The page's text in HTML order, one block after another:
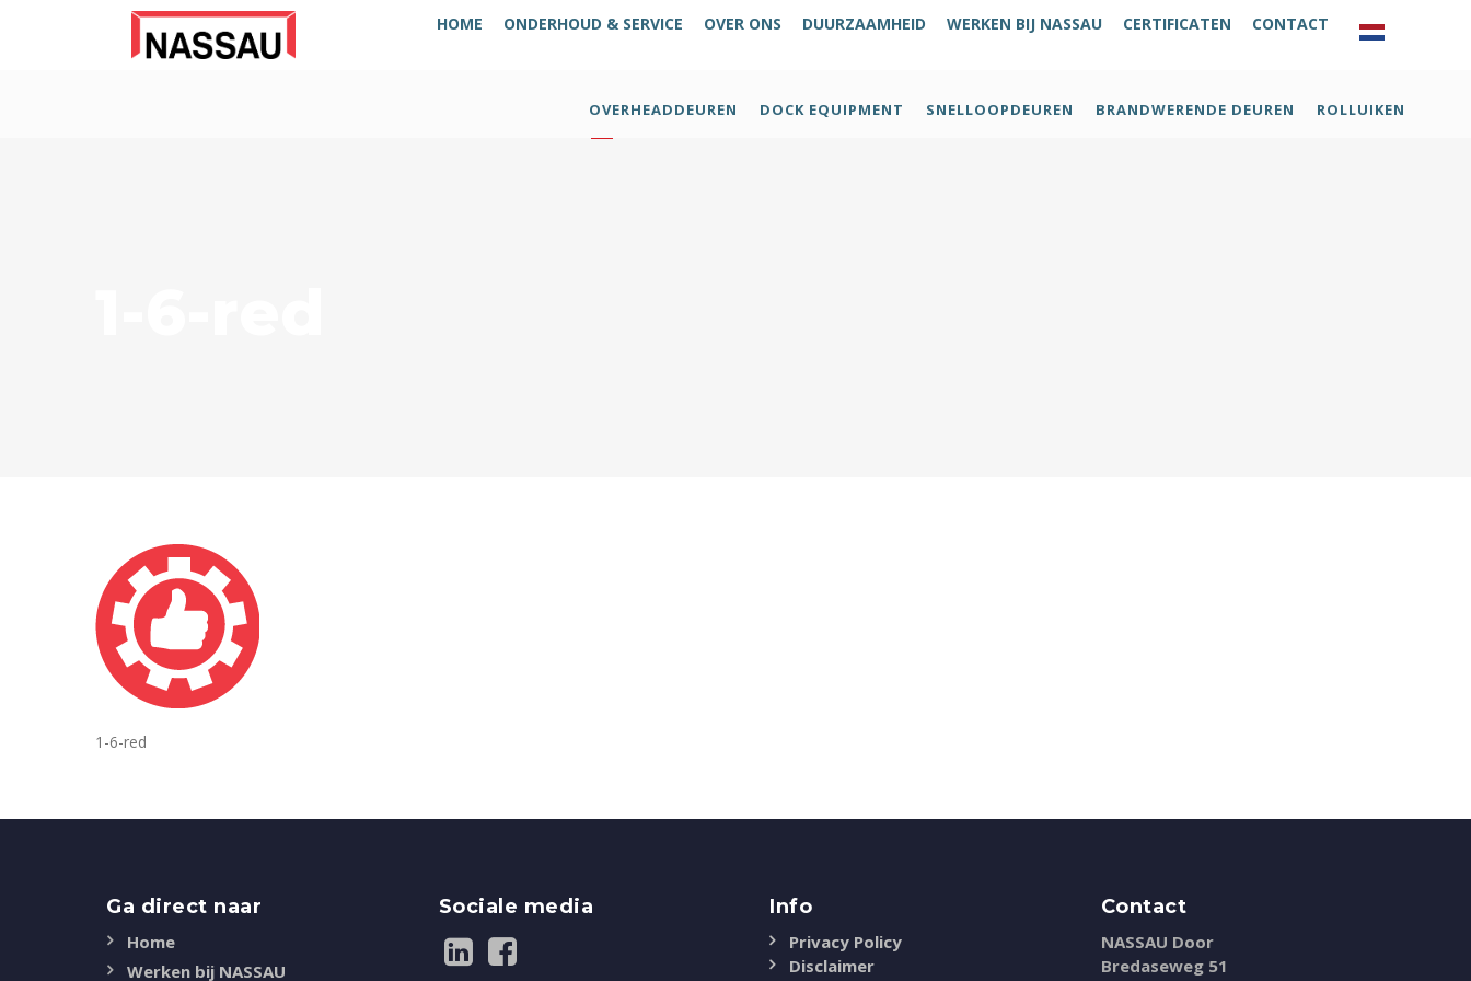
HOME ONDERHOUD & SERVICE OVER ONS DUURZAAMHEID WERKEN BIJ NASSAU CERTIFICATEN CONTACT
OVERHEADDEUREN DOCK EQUIPMENT SNELLOOPDEUREN BRANDWERENDE DEUREN ROLLUIKEN
1-6-red
Ga direct naar
Home
Werken bij NASSAU
Sociale media Info
Privacy Policy
Disclaimer
Contact
NASSAU Door
Bredaseweg 51